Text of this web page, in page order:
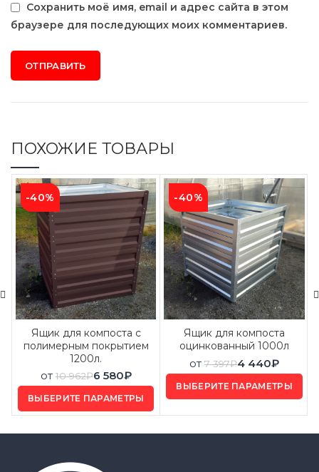
Сохранить моё имя, email и адрес сайта в этом
браузере для последующих моих комментариев.
ПОХОЖИЕ ТОВАРЫ
-40%
Ящик для компоста с
полимерным покрытием
1200л.
от 10 962₽6 580₽
ВЫБЕРИТЕ ПАРАМЕТРЫ
-40%
Ящик для компоста
оцинкованный 1000л
от 7 397₽4 440₽
ВЫБЕРИТЕ ПАРАМЕТРЫ